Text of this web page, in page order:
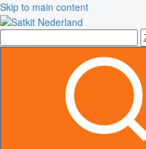
Skip to main content